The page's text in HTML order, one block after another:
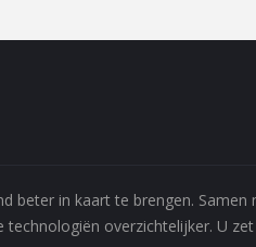
beter in kaart te brengen.
overzichtelijker. U